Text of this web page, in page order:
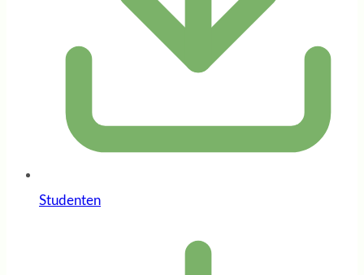
Studenten